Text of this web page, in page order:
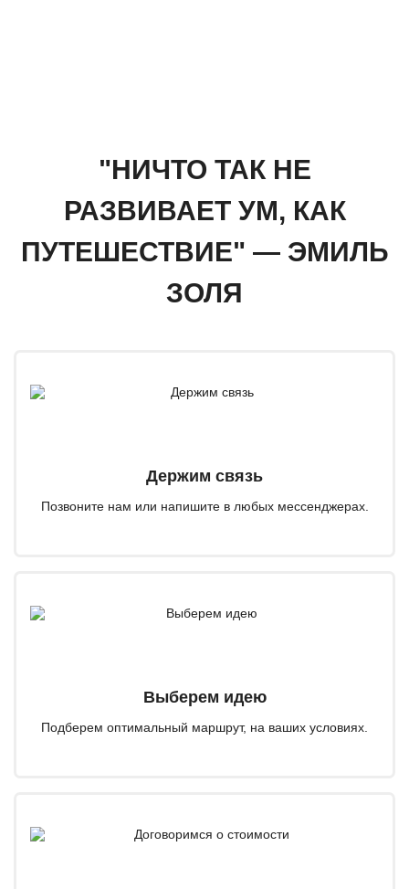
"НИЧТО ТАК НЕ
РАЗВИВАЕТ УМ, КАК
ПУТЕШЕСТВИЕ" — ЭМИЛЬ
ЗОЛЯ
Держим связь
Позвоните нам или напишите в любых мессенджерах.
Выберем идею
Подберем оптимальный маршрут, на ваших условиях.